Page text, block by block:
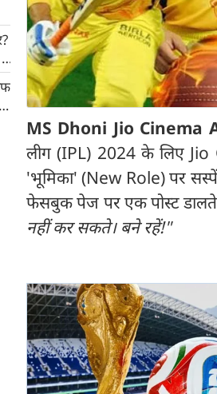
MS Dhoni Jio Cinema
लीग (IPL) 2024 के लिए
'भूमिका' (New Role) पर
फेसबुक पेज पर एक पोस्ट डालते
नहीं कर सकते। बने रहें!"